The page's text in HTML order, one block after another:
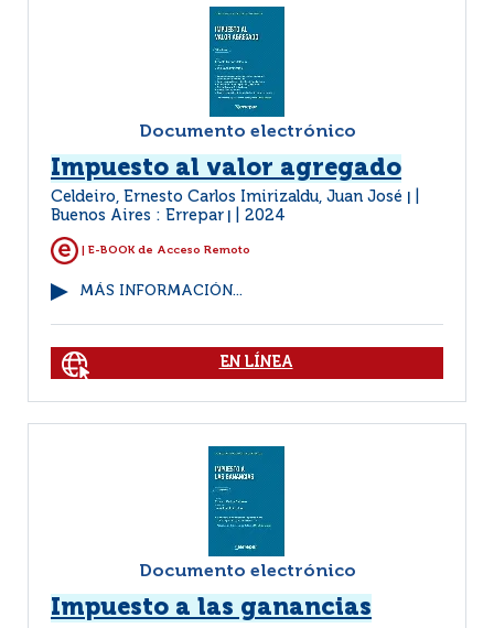
Documento electrónico
Impuesto al valor agregado
Celdeiro, Ernesto Carlos Imirizaldu, Juan José
Buenos Aires : Errepar 2024
| E-BOOK de Acceso Remoto
MÁS INFORMACIÓN...
EN LÍNEA
Documento electrónico
Impuesto a las ganancias